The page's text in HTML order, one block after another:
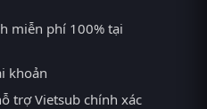
miễn phí 100% tại
khoản
trợ Vietsub chính xác